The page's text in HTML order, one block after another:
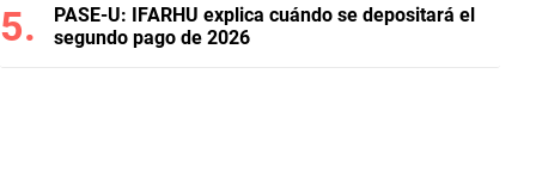
PASE-U: IFARHU explica cuándo se depositará el
segundo pago de 2026